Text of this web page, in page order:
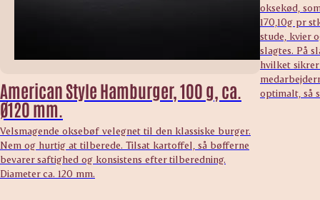
American Style Hamburger, 100 g, ca.
Ø120 mm.
Velsmagende oksebøf velegnet til den klassiske burger.
Nem og hurtig at tilberede. Tilsat kartoffel, så bøfferne
bevarer saftighed og konsistens efter tilberedning.
Diameter ca. 120 mm.
oksekød,
170,10g pr
stude, kvier
slagtes. På
hvilket
optimalt, så